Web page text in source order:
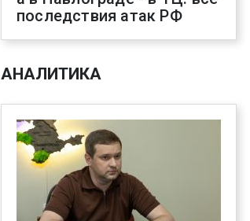
последствия атак РФ
АНАЛИТИКА